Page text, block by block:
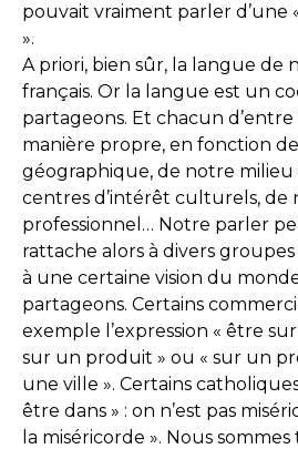
pouvait vraiment parler d’une
».
A priori, bien sûr, la langue de
français. Or la langue est un
partageons. Et chacun d’entre
manière propre, en fonction
géographique, de notre milieu
centres d’intérêt culturels, de
professionnel… Notre parler
rattache alors à divers
à une certaine vision du
partageons. Certains
exemple l’expression « être
sur un produit » ou « sur un
une ville ». Certains
être dans » : on n’est pas
la miséricorde ». Nous